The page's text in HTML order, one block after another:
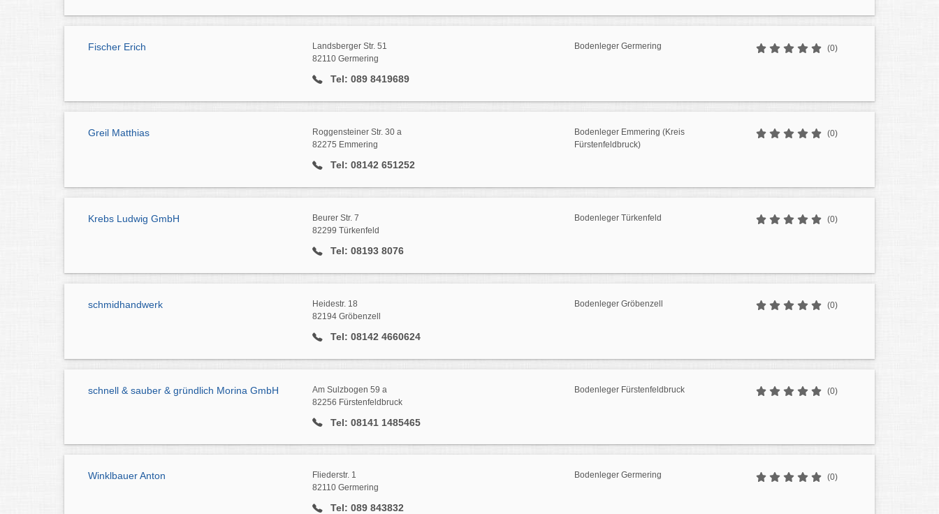
Fischer Erich
Landsberger Str. 51
82110 Germering
Tel: 089 8419689
Bodenleger Germering (0)
Greil Matthias
Roggensteiner Str. 30 a
82275 Emmering
Tel: 08142 651252
Bodenleger Emmering (Kreis
Fürstenfeldbruck)
(0)
Krebs Ludwig GmbH
Beurer Str. 7
82299 Türkenfeld
Tel: 08193 8076
Bodenleger Türkenfeld (0)
schmidhandwerk
Heidestr. 18
82194 Gröbenzell
Tel: 08142 4660624
Bodenleger Gröbenzell (0)
schnell & sauber & gründlich Morina GmbH
Am Sulzbogen 59 a
82256 Fürstenfeldbruck
Tel: 08141 1485465
Bodenleger Fürstenfeldbruck (0)
Winklbauer Anton
Fliederstr. 1
82110 Germering
Tel: 089 843832
Bodenleger Germering (0)